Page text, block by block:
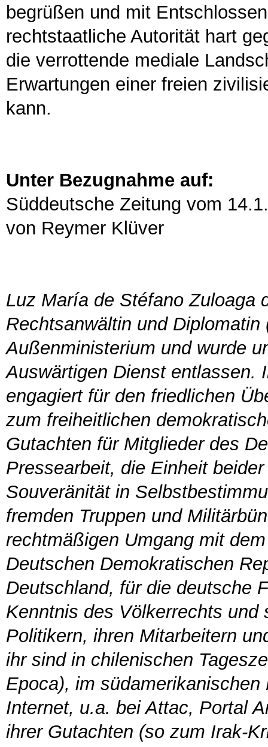
begrüßen und mit
rechtstaatliche Autorität hart
die verrottende mediale
Erwartungen einer freien
kann.
Unter Bezugnahme auf:
Süddeutsche Zeitung vom
von Reymer Klüver
Luz María de Stéfano Zuloaga
Rechtsanwältin und
Außenministerium und wurde
Auswärtigen Dienst entlassen.
engagiert für den friedlichen
zum freiheitlichen
Gutachten für Mitglieder des
Pressearbeit, die Einheit
Souveränität in
fremden Truppen und
rechtmäßigen Umgang mit
Deutschen Demokratischen
Deutschland, für die deutsche
Kenntnis des Völkerrechts
Politikern, ihren Mitarbeitern
ihr sind in chilenischen
Epoca), im südamerikanischen
Internet, u.a. bei Attac, Portal
ihrer Gutachten (so zum Irak-